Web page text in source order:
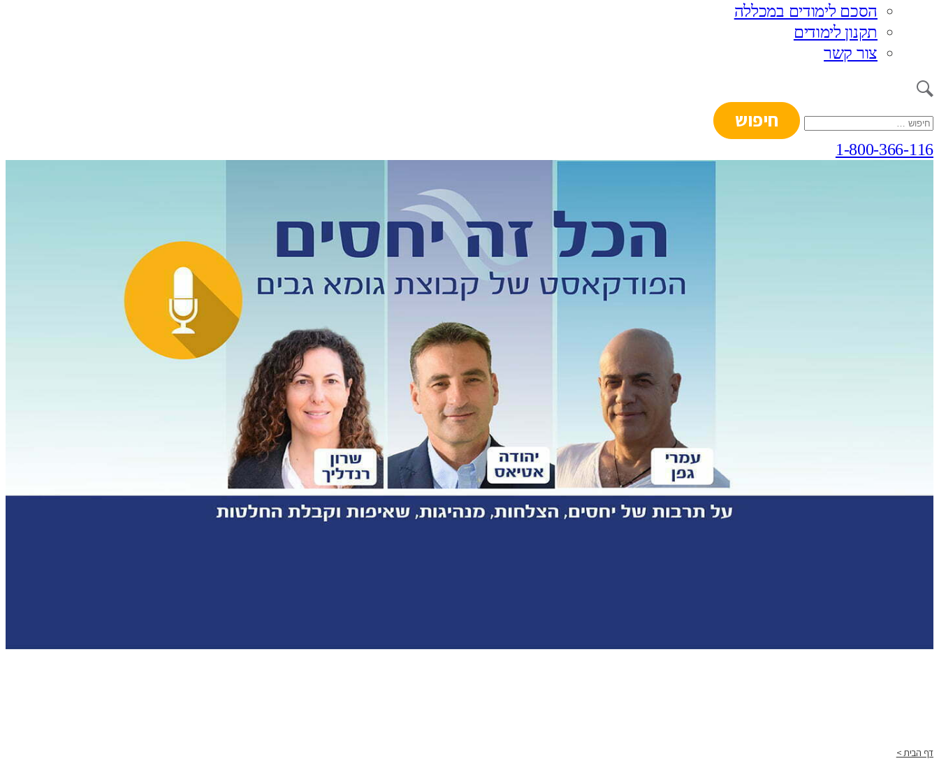
הסכם לימודים במכללה
תקנון לימודים
צור קשר
חיפוש:
1-800-366-116
דף הבית >